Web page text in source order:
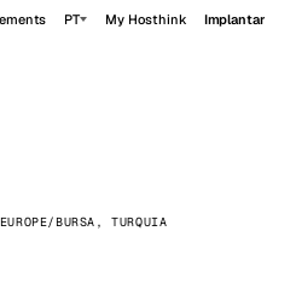
PT My Hosthink Implantar
EUROPE/BURSA, TURQUIA